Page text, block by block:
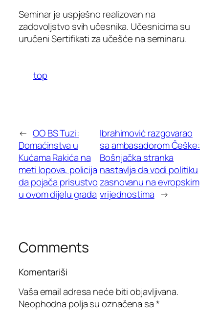
Seminar je uspješno realizovan na
zadovoljstvo svih učesnika. Učesnicima su
uručeni Sertifikati za učešće na seminaru.
top
← OO BS Tuzi:
Domaćinstva u
Kućama Rakića na
meti lopova, policija
da pojača prisustvo
u ovom dijelu grada
Ibrahimović razgovarao
sa ambasadorom Češke:
Bošnjačka stranka
nastavlja da vodi politiku
zasnovanu na evropskim
vrijednostima →
Comments
Komentariši
Vaša email adresa neće biti objavljivana.
Neophodna polja su označena sa*